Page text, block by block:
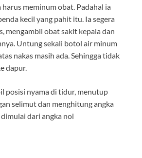
harus meminum obat. Padahal ia
kecil yang pahit itu. Ia segera
mengambil obat sakit kepala dan
Untung sekali botol air minum
nakas masih ada. Sehingga tidak
dapur.
posisi nyama di tidur, menutup
selimut dan menghitung angka
dari angka nol